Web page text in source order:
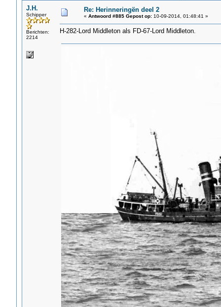
J.H.
Schipper
Berichten:
2214
Re: Herinneringën deel 2
« Antwoord #885 Gepost op:10-09-2014, 01:48:41 »
H-282-Lord Middleton als FD-67-Lord Middleton.